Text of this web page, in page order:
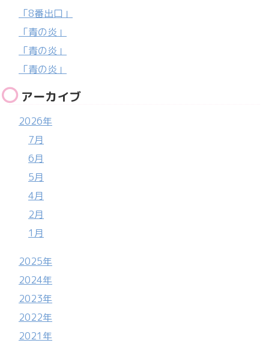
「8番出口」
「青の炎」
「青の炎」
「青の炎」
アーカイブ
2026年
7月
6月
5月
4月
2月
1月
2025年
2024年
2023年
2022年
2021年